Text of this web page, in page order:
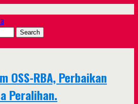
OSS-RBA, Perbaikan
Peralihan.